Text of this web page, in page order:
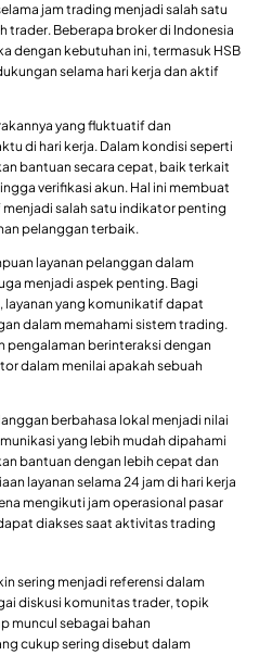
jam trading menjadi salah satu
trader. Beberapa broker di Indonesia
dengan kebutuhan ini, termasuk HSB
selama hari kerja dan aktif
yang fluktuatif dan
di hari kerja. Dalam kondisi seperti
bantuan secara cepat, baik terkait
verifikasi akun. Hal ini membuat
salah satu indikator penting
pelanggan terbaik.
layanan pelanggan dalam
menjadi aspek penting. Bagi
layanan yang komunikatif dapat
dalam memahami sistem trading.
pengalaman berinteraksi dengan
dalam menilai apakah sebuah
berbahasa lokal menjadi nilai
yang lebih mudah dipahami
bantuan dengan lebih cepat dan
layanan selama 24 jam di hari kerja
mengikuti jam operasional pasar
diakses saat aktivitas trading
sering menjadi referensi dalam
diskusi komunitas trader, topik
muncul sebagai bahan
cukup sering disebut dalam